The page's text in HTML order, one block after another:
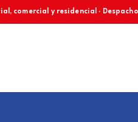
y residencial ·